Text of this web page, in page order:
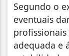
Segundo o
eventuais
adequada e